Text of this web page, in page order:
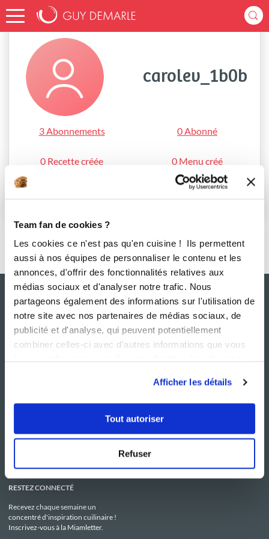
Team fan de cookies ?
Les cookies ce n'est pas qu'en cuisine ! Ils permettent
aussi à nos équipes de personnaliser le contenu et les
annonces, d'offrir des fonctionnalités relatives aux
médias sociaux et d'analyser notre trafic. Nous
partageons également des informations sur l'utilisation de
notre site avec nos partenaires de médias sociaux, de
publicité et d'analyse, qui peuvent potentiellement
combiner celles-ci avec d'autres informations que vous
Afficher les détails
Tout autoriser
Refuser
Accueil carolev_1b0b
carolev_1b0b
3 Abonnements 0 Abonné
0 Recette créée 0 Menu créé
Le Mag'
Boutique
C.G.U
Politique de confidentialité
Utilisation des Cookies
RESTEZ CONNECTÉ
Recevez chaque semaine un
concentré d'inspiration cuilinaire !
Inscrivez-vous à la Miamletter.